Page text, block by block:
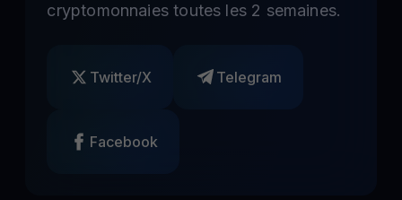
cryptomonnaies toutes les 2 semaines.
Twitter/X Telegram
Facebook